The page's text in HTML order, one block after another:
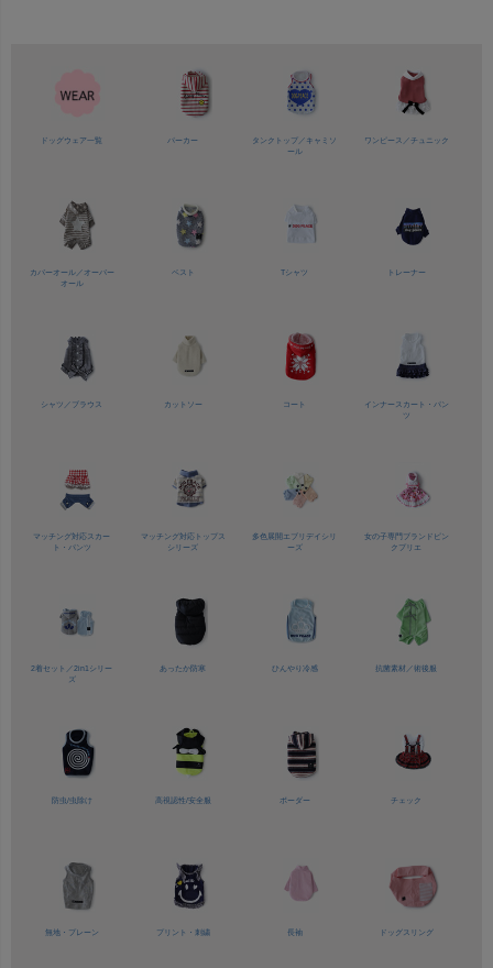
ドッグウェア一覧 パーカー タンクトップ／ キャミソ
ール
ワンピース／チュニック
カバーオール／ オーバー
オール
ベスト Tシャツ トレーナー
シャツ／ ブラウス カットソー コート
インナースカート・パン
ツ
マッチング対応スカー
ト・パンツ
マッチング対応トップス
シリーズ
多色展開 エブリデイシリ
ーズ
女の子専門ブランド ピン
クプリエ
2着セット／2in1シリー
ズ
あったか防寒 ひんやり冷感 抗菌素材／ 術後服
防虫/虫除け 高視認性/安全服 ボーダー チェック
無地・プレーン プリント・刺繍 長袖 ドッグスリング